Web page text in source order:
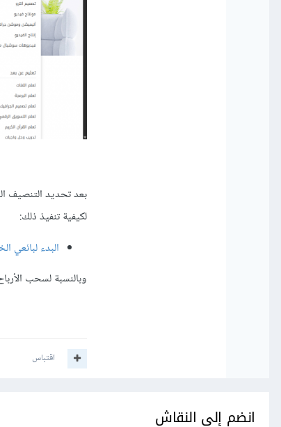
بعد تحديد التنصيف
لكيفية تنفيذ ذلك:
البدء لبائعي
وبالنسبة لسحب
اقتباس
انضم إلى النقاش